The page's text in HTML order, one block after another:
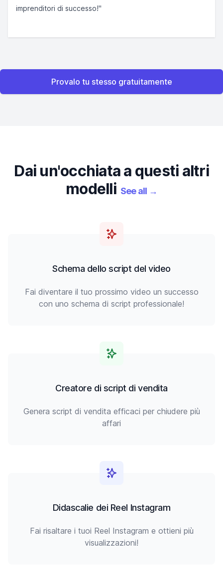
imprenditori di successo!"
Provalo tu stesso gratuitamente
Dai un'occhiata a questi altri
modelli See all →
Schema dello script del video
Fai diventare il tuo prossimo video un successo
con uno schema di script professionale!
Creatore di script di vendita
Genera script di vendita efficaci per chiudere più
affari
Didascalie dei Reel Instagram
Fai risaltare i tuoi Reel Instagram e ottieni più
visualizzazioni!